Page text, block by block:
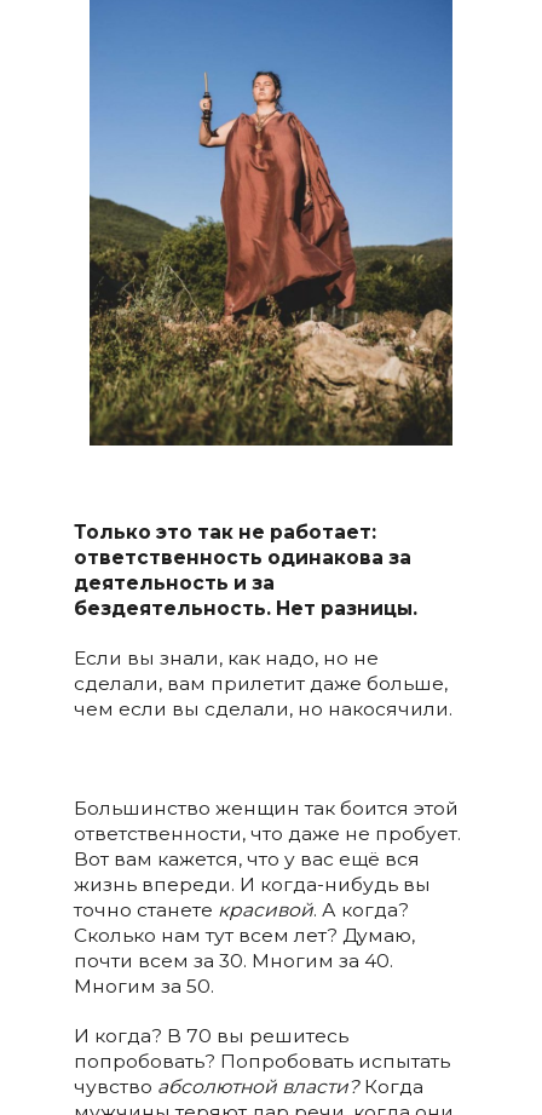
Только это так не работает:
ответственность одинакова за
деятельность и за
бездеятельность. Нет разницы.
Если вы знали, как надо, но не
сделали, вам прилетит даже больше,
чем если вы сделали, но накосячили.
Большинство женщин так боится этой
ответственности, что даже не пробует.
Вот вам кажется, что у вас ещё вся
жизнь впереди. И когда-нибудь вы
точно станете красивой. А когда?
Сколько нам тут всем лет? Думаю,
почти всем за 30. Многим за 40.
Многим за 50.
И когда? В 70 вы решитесь
попробовать? Попробовать испытать
чувство абсолютной власти?Когда